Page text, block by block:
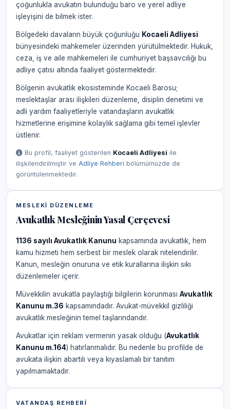
çoğunlukla avukatın bulunduğu baro ve yerel adliye
işleyişini de bilmek ister.
Bölgedeki davaların büyük çoğunluğu Kocaeli Adliyesi
bünyesindeki mahkemeler üzerinden yürütülmektedir. Hukuk,
ceza, iş ve aile mahkemeleri ile cumhuriyet başsavcılığı bu
adliye çatısı altında faaliyet göstermektedir.
Bölgenin avukatlık ekosisteminde Kocaeli Barosu;
meslektaşlar arası ilişkileri düzenleme, disiplin denetimi ve
adli yardım faaliyetleriyle vatandaşların avukatlık
hizmetlerine erişimine kolaylık sağlama gibi temel işlevler
üstlenir.
Bu profil, faaliyet gösterilen Kocaeli Adliyesi ile
ilişkilendirilmiştir ve Adliye Rehberi bölümümüzde de
görüntülenmektedir.
MESLEKI DÜZENLEME
Avukatlık Mesleğinin Yasal Çerçevesi
1136 sayılı Avukatlık Kanunu kapsamında avukatlık, hem
kamu hizmeti hem serbest bir meslek olarak nitelendirilir.
Kanun, mesleğin onuruna ve etik kurallarına ilişkin sıkı
düzenlemeler içerir.
Müvekkilin avukatla paylaştığı bilgilerin korunması Avukatlık
Kanunu m.36 kapsamındadır. Avukat-müvekkil gizliliği
avukatlık mesleğinin temel taşlarındandır.
Avukatlar için reklam vermenin yasak olduğu (Avukatlık
Kanunu m.164) hatırlanmalıdır. Bu nedenle bu profilde de
avukata ilişkin abartılı veya kıyaslamalı bir tanıtım
yapılmamaktadır.
VATANDAŞ REHBERI